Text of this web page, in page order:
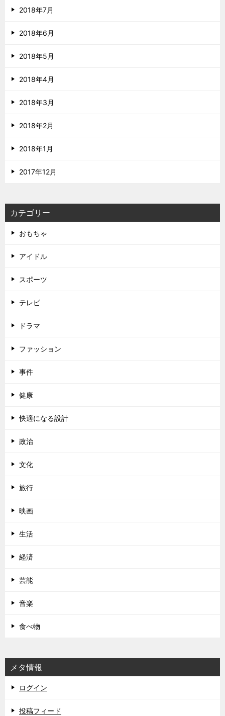
2018年7月
2018年6月
2018年5月
2018年4月
2018年3月
2018年2月
2018年1月
2017年12月
カテゴリー
おもちゃ
アイドル
スポーツ
テレビ
ドラマ
ファッション
事件
健康
快適になる設計
政治
文化
旅行
映画
生活
経済
芸能
音楽
食べ物
メタ情報
ログイン
投稿フィード